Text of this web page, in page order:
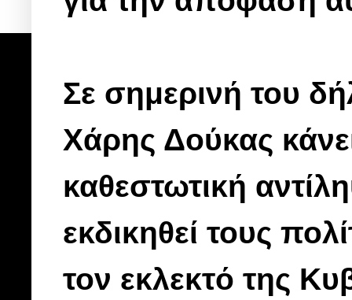
Σε σημερινή του
Χάρης Δούκας
καθεστωτική
εκδικηθεί τους
τον εκλεκτό της